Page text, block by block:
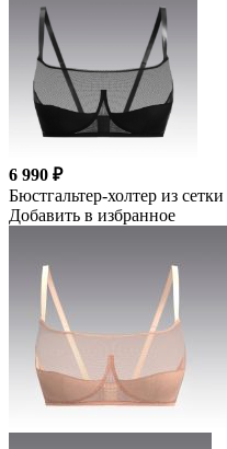
6 990 ₽
Бюстгальтер-холтер из
Добавить в избранное